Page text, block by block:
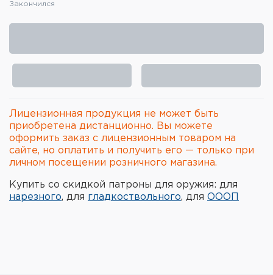
Элементы питания и зарядные
Ремни, патронташи и подсумки
Фонари и ЛЦУ
Туристическое снаряжение
Опоры и станки для оружия
Закончился
Лицензионная продукция не может быть
приобретена дистанционно. Вы можете
оформить заказ с лицензионным товаром на
сайте, но оплатить и получить его — только при
личном посещении розничного магазина.
Купить со скидкой патроны для оружия: для
нарезного, для гладкоствольного, для ОООП